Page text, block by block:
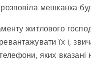
мешканка
житлового
їх і,
яких